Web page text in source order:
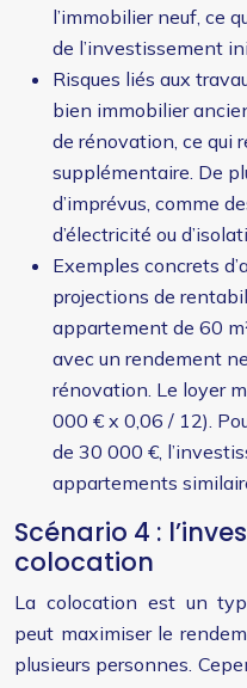
l’immobilier neuf, ce
de l’investissement
Risques liés aux
bien immobilier
de rénovation, ce qui
supplémentaire. De
d’imprévus, comme
d’électricité ou
Exemples concrets
projections de
appartement de 60
avec un rendement
rénovation. Le loyer
000 € x 0,06 / 12).
de 30 000 €,
appartements
Scénario 4 :
colocation
La colocation est un
peut maximiser le
plusieurs personnes.